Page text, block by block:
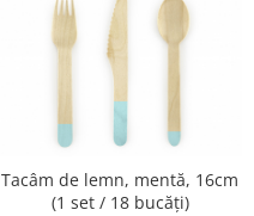
Tacâm de lemn, mentă, 16cm
(1 set / 18 bucăți)